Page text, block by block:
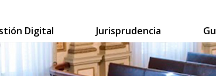
Digital Jurisprudencia